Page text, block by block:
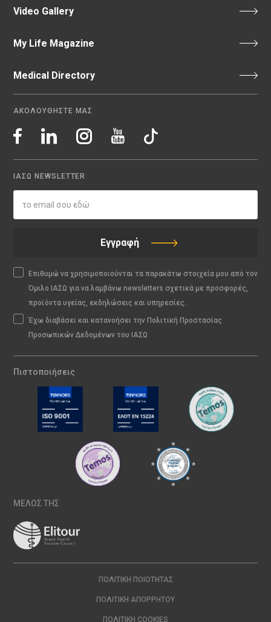
Video Gallery
My Life Magazine
Medical Directory
ΑΚΟΛΟΥΘΗΣΤΕ ΜΑΣ
ΙΑΣΩ NEWSLETTER
Εγγραφή
Επιθυμώ να χρησιμοποιούνται τα παρακάτω στοιχεία μου από τον
Όμιλο ΙΑΣΩ για να λαμβάνω newsletters σχετικά με προσφορές,
προϊόντα υγείας, εκδηλώσεις και υπηρεσίες.
Έχω διαβάσει και κατανοήσει την Πολιτική Προστασίας
Προσωπικών Δεδομένων του ΙΑΣΩ
Πιστοποιήσεις
ΜΕΛΟΣ ΤΗΣ
ΠΟΛΙΤΙΚΉ ΠΟΙΌΤΗΤΑΣ
ΠΟΛΙΤΙΚΉ ΑΠΟΡΡΉΤΟΥ
ΠΟΛΙΤΙΚΉ COOKIES